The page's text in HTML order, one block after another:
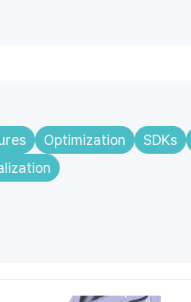
Optimization SDKs